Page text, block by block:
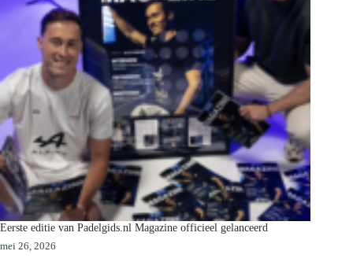
Eerste editie van Padelgids.nl Magazine officieel gelanceerd
mei 26, 2026